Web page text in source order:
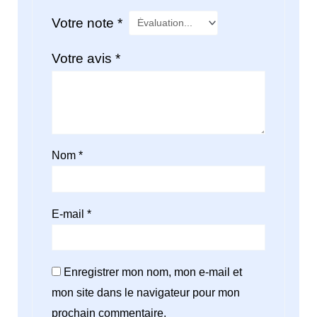
Votre note *
Votre avis *
Nom *
E-mail *
Enregistrer mon nom, mon e-mail et
mon site dans le navigateur pour mon
prochain commentaire.